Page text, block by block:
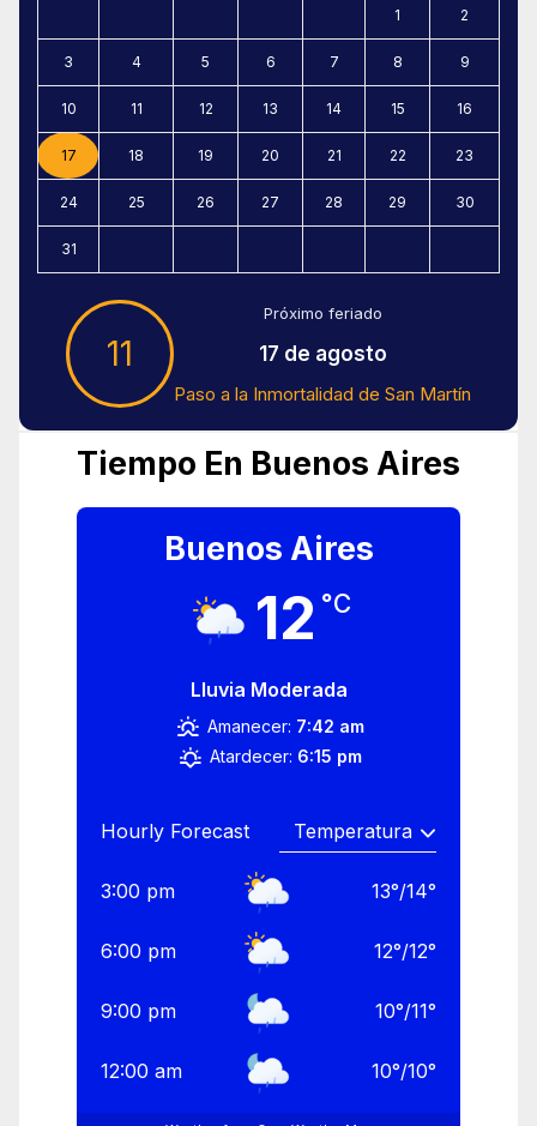
1 2
3 4 5 6 7 8 9
10 11 12 13 14 15 16
17 18 19 20 21 22 23
24 25 26 27 28 29 30
31
11
Próximo feriado
17 de agosto
Paso a la Inmortalidad de San Martín
Tiempo En Buenos Aires
Buenos Aires
12 °C
Lluvia Moderada
Amanecer: 7:42 am
Atardecer: 6:15 pm
Hourly Forecast
3:00 pm 13°/14°
6:00 pm 12°/12°
9:00 pm 10°/11°
12:00 am 10°/10°